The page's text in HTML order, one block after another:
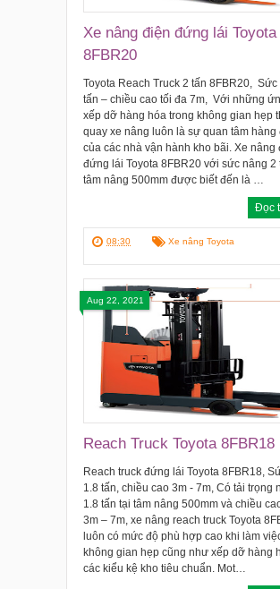
Xe nâng điện đứng lái Toyota
8FBR20
Toyota Reach Truck 2 tấn 8FBR20, Sức
tấn – chiều cao tối đa 7m, Với những
xếp dỡ hàng hóa trong không gian hẹp
quay xe nâng luôn là sự quan tâm hàng
của các nhà vận hành kho bãi. Xe nâng
đứng lái Toyota 8FBR20 với sức nâng 2
tâm nâng 500mm được biết đến là …
Đọc
08:30 Xe nâng Toyota
Reach Truck Toyota 8FBR18
Reach truck đứng lái Toyota 8FBR18,
1.8 tấn, chiều cao 3m - 7m, Có tải trọng
1.8 tấn tại tâm nâng 500mm và chiều
3m – 7m, xe nâng reach truck Toyota
luôn có mức độ phù hợp cao khi làm
không gian hẹp cũng như xếp dỡ hàng
các kiểu kệ kho tiêu chuẩn. Mot…
Aug 22, 2021